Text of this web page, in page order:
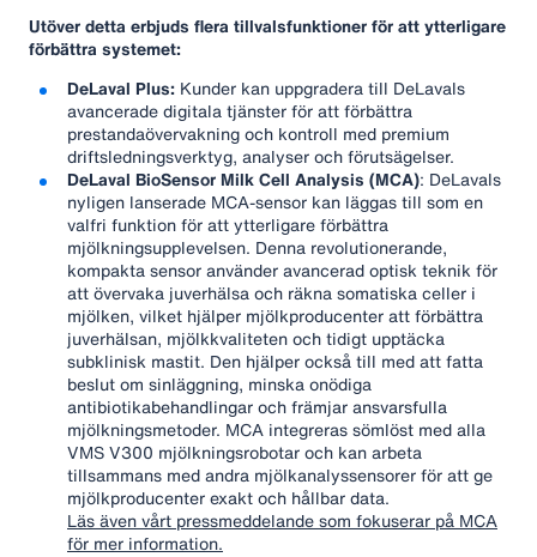
Utöver detta erbjuds flera tillvalsfunktioner för att ytterligare
förbättra systemet:
DeLaval Plus: Kunder kan uppgradera till DeLavals
avancerade digitala tjänster för att förbättra
prestandaövervakning och kontroll med premium
driftsledningsverktyg, analyser och förutsägelser.
DeLaval BioSensor Milk Cell Analysis (MCA): DeLavals
nyligen lanserade MCA-sensor kan läggas till som en
valfri funktion för att ytterligare förbättra
mjölkningsupplevelsen. Denna revolutionerande,
kompakta sensor använder avancerad optisk teknik för
att övervaka juverhälsa och räkna somatiska celler i
mjölken, vilket hjälper mjölkproducenter att förbättra
juverhälsan, mjölkkvaliteten och tidigt upptäcka
subklinisk mastit. Den hjälper också till med att fatta
beslut om sinläggning, minska onödiga
antibiotikabehandlingar och främjar ansvarsfulla
mjölkningsmetoder. MCA integreras sömlöst med alla
VMS V300 mjölkningsrobotar och kan arbeta
tillsammans med andra mjölkanalyssensorer för att ge
mjölkproducenter exakt och hållbar data.
Läs även vårt pressmeddelande som fokuserar på MCA
för mer information.